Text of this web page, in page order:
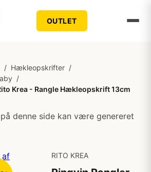
OUTLET
/ Hækleopskrifter /
/
Krea - Rangle Hækleopskrift 13cm
denne side kan være genereret
RITO KREA